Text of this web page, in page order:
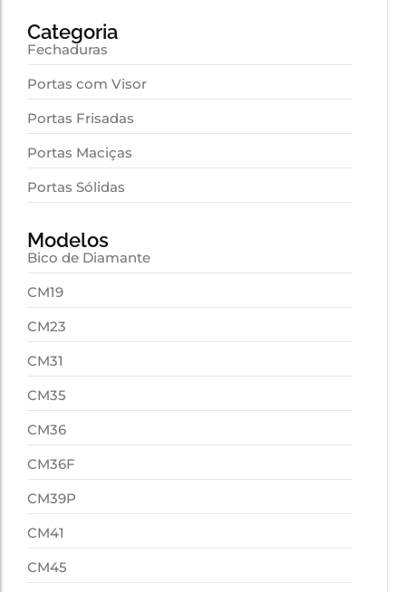
Categoria
Fechaduras
Portas com Visor
Portas Frisadas
Portas Maciças
Portas Sólidas
Modelos
Bico de Diamante
CM19
CM23
CM31
CM35
CM36
CM36F
CM39P
CM41
CM45